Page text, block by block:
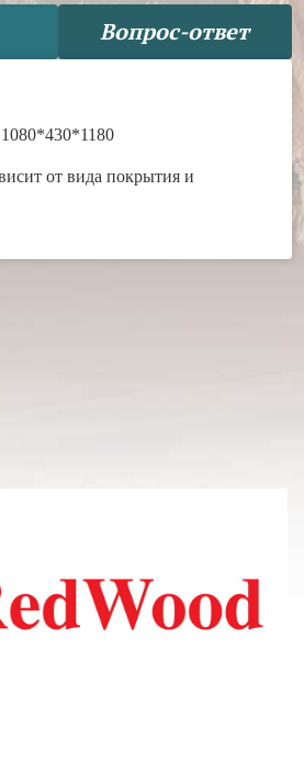
Вопрос-ответ
от вида покрытия и